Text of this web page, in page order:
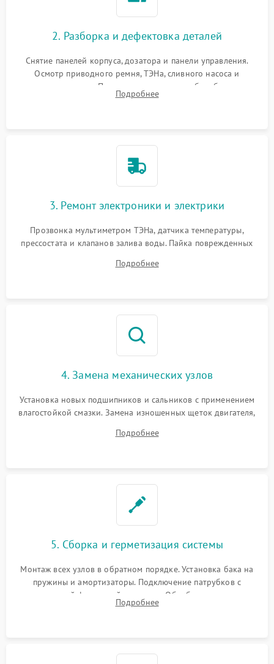
2. Разборка и дефектовка деталей
Снятие панелей корпуса, дозатора и панели управления.
Осмотр приводного ремня, ТЭНа, сливного насоса и
амортизаторов. Проверка подшипников барабана и
крестовины на износ, а манжеты люка на разрывы.
Подробнее
3. Ремонт электроники и электрики
Прозвонка мультиметром ТЭНа, датчика температуры,
прессостата и клапанов залива воды. Пайка поврежденных
Восстановление целостности проводки и контактов.
Подробнее
4. Замена механических узлов
Установка новых подшипников и сальников с применением
влагостойкой смазки. Замена изношенных щеток двигателя,
или поврежденной резиновой манжеты.
Подробнее
5. Сборка и герметизация системы
Монтаж всех узлов в обратном порядке. Установка бака на
пружины и амортизаторы. Подключение патрубков с
надежной фиксацией хомутами. Обработка стыков
герметиком для предотвращения возможных протечек воды.
Подробнее